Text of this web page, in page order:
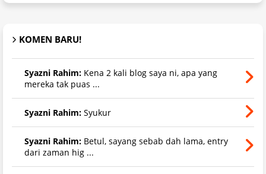
KOMEN BARU!
Syazni Rahim: Kena 2 kali blog saya ni, apa yang
mereka tak puas ...
Syazni Rahim: Syukur
Syazni Rahim: Betul, sayang sebab dah lama, entry
dari zaman hig ...